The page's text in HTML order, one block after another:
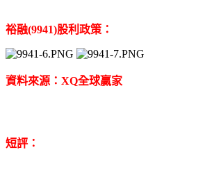
裕融(9941)股利政策：
資料來源：XQ全球贏家
短評：